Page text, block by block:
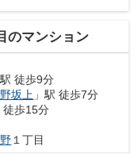
のマンション
駅 徒歩9分
坂上 」駅 徒歩7分
徒歩15分
１丁目